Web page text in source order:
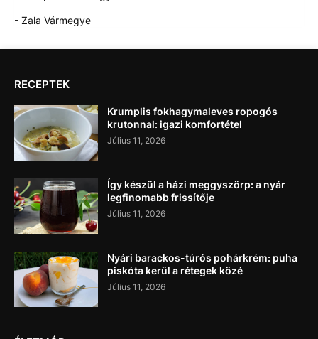
- Zala Vármegye
RECEPTEK
Krumplis fokhagymaleves ropogós
krutonnal: igazi komfortétel
Július 11, 2026
Így készül a házi meggyszörp: a nyár
legfinomabb frissítője
Július 11, 2026
Nyári barackos-túrós pohárkrém: puha
piskóta kerül a rétegek közé
Július 11, 2026